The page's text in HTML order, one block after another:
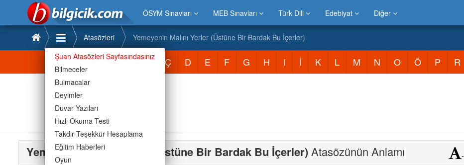
ÖSYM Sınavları MEB Sınavları Türk Dili Edebiyat Diğer
Şuan Atasözleri Sayfasındasınız
Bilmeceler
Bulmacalar
Deyimler
Duvar Yazıları
Hızlı Okuma Testi
Takdir Teşekkür Hesaplama
Eğitim Haberleri
Oyun
Atasözleri Yemeyenin Malını Yerler (Üstüne Bir Bardak Bu İçerler)
Atasözleri A B C Ç D E F G H I İ K L M N O Ö P R
Yemeyenin Malını Yerler (Üstüne Bir Bardak Bu İçerler) Atasözünün Anlamı -